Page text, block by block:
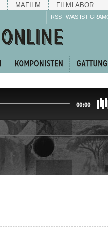
MAFILM FILMLABOR
RSS WAS IST
00:00